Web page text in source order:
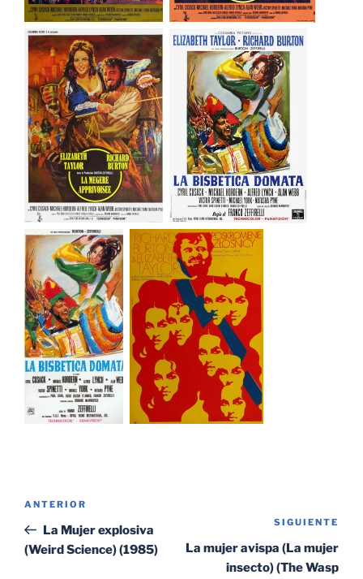
entradas
Entrada
anterior:
ANTERIOR
La Mujer explosiva
(Weird Science) (1985)
SIGUIENTE
La mujer avispa (La mujer
insecto) (The Wasp